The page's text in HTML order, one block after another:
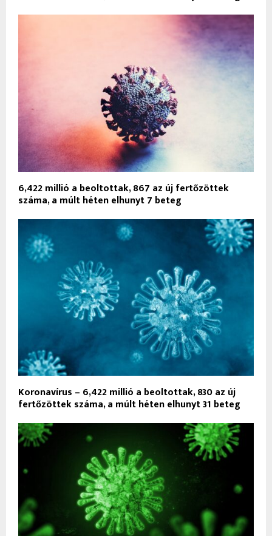
6,422 millió a beoltottak, 867 az új fertőzöttek
száma, a múlt héten elhunyt 7 beteg
Koronavírus – 6,422 millió a beoltottak, 830 az új
fertőzöttek száma, a múlt héten elhunyt 31 beteg